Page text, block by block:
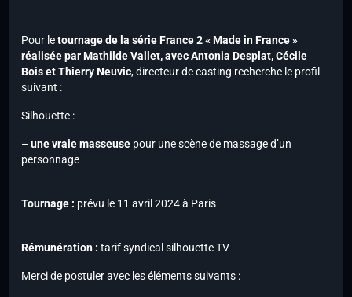
Pour letournage de la sérieFrance 2« Made in France »
réalisée par Mathilde Vallet, avecAntonia Desplat, Cécile
Bois et Thierry Neuvic, directeur de casting recherche le profil
suivant :
Silhouette :
– une vraie masseuse pour une scène de massage d’un
personnage
Tournage : prévu le 11 avril 2024 à Paris
Rémunération : tarif syndical silhouette TV
Merci de postuler avec les éléments suivants :